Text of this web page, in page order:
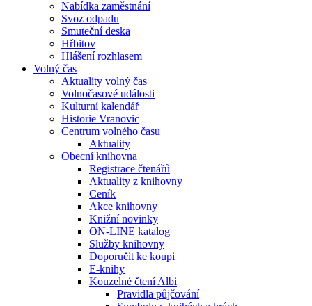
Nabídka zaměstnání
Svoz odpadu
Smuteční deska
Hřbitov
Hlášení rozhlasem
Volný čas
Aktuality volný čas
Volnočasové události
Kulturní kalendář
Historie Vranovic
Centrum volného času
Aktuality
Obecní knihovna
Registrace čtenářů
Aktuality z knihovny
Ceník
Akce knihovny
Knižní novinky
ON-LINE katalog
Služby knihovny
Doporučit ke koupi
E-knihy
Kouzelné čtení Albi
Pravidla půjčování